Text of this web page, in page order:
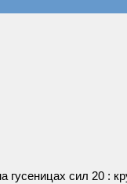
гусеницах сил 20 :